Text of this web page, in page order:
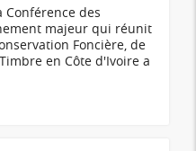
Conférence des
majeur qui réunit
Foncière, de
en Côte d'Ivoire a